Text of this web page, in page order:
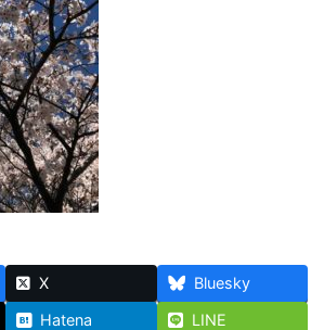
X
Bluesky
Hatena
LINE